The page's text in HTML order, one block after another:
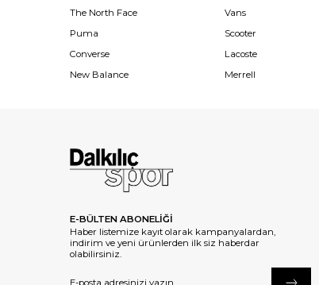
The North Face
Puma
Converse
New Balance
Vans
Scooter
Lacoste
Merrell
E-BÜLTEN ABONELİĞİ
Haber listemize kayıt olarak kampanyalardan,
indirim ve yeni ürünlerden ilk siz haberdar
olabilirsiniz.